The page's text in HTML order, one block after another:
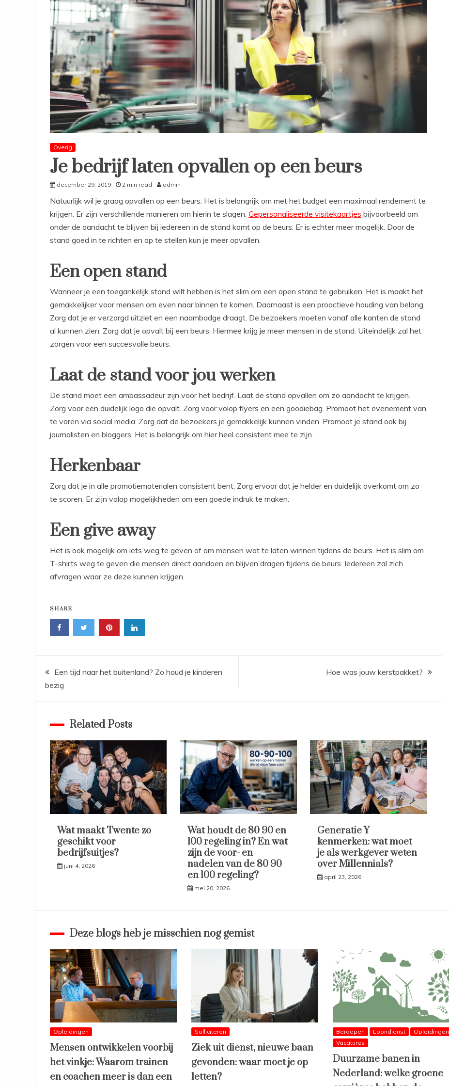
Overig
Je bedrijf laten opvallen op een beurs
december 29, 2019 2 min read admin
Natuurlijk wil je graag opvallen op een beurs. Het is belangrijk om met het budget een maximaal rendement te
krijgen. Er zijn verschillende manieren om hierin te slagen. Gepersonaliseerde visitekaartjes bijvoorbeeld om
onder de aandacht te blijven bij iedereen in de stand komt op de beurs. Er is echter meer mogelijk. Door de
stand goed in te richten en op te stellen kun je meer opvallen.
Een open stand
Wanneer je een toegankelijk stand wilt hebben is het slim om een open stand te gebruiken. Het is maakt het
gemakkelijker voor mensen om even naar binnen te komen. Daarnaast is een proactieve houding van belang.
Zorg dat je er verzorgd uitziet en een naambadge draagt. De bezoekers moeten vanaf alle kanten de stand
al kunnen zien. Zorg dat je opvalt bij een beurs. Hiermee krijg je meer mensen in de stand. Uiteindelijk zal het
zorgen voor een succesvolle beurs.
Laat de stand voor jou werken
De stand moet een ambassadeur zijn voor het bedrijf. Laat de stand opvallen om zo aandacht te krijgen.
Zorg voor een duidelijk logo die opvalt. Zorg voor volop flyers en een goodiebag. Promoot het evenement van
te voren via social media. Zorg dat de bezoekers je gemakkelijk kunnen vinden. Promoot je stand ook bij
journalisten en bloggers. Het is belangrijk om hier heel consistent mee te zijn.
Herkenbaar
Zorg dat je in alle promotiematerialen consistent bent. Zorg ervoor dat je helder en duidelijk overkomt om zo
te scoren. Er zijn volop mogelijkheden om een goede indruk te maken.
Een give away
Het is ook mogelijk om iets weg te geven of om mensen wat te laten winnen tijdens de beurs. Het is slim om
T-shirts weg te geven die mensen direct aandoen en blijven dragen tijdens de beurs. Iedereen zal zich
afvragen waar ze deze kunnen krijgen.
SHARE
Bericht
navigatie
Een tijd naar het buitenland? Zo houd je kinderen
bezig
Hoe was jouw kerstpakket?
Related Posts
Wat maakt Twente zo
geschikt voor
bedrijfsuitjes?
juni 4, 2026
Wat houdt de 80 90 en
100 regeling in? En wat
zijn de voor- en
nadelen van de 80 90
en 100 regeling?
mei 20, 2026
Generatie Y
kenmerken: wat moet
je als werkgever weten
over Millennials?
april 23, 2026
Deze blogs heb je misschien nog gemist
Opleidingen
Mensen ontwikkelen voorbij
het vinkje: Waarom trainen
en coachen meer is dan een
Solliciteren
Ziek uit dienst, nieuwe baan
gevonden: waar moet je op
letten?
Beroepen Loondienst
Opleidingen
Vacatures
Duurzame banen in
Nederland: welke groene